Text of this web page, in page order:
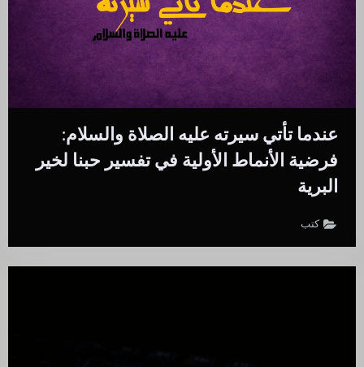
عندما تأتي سيرته عليه الصلاة والسلام:
فرضية الأنماط الأولية في تفسير حبنا لخير
البرية
كتب